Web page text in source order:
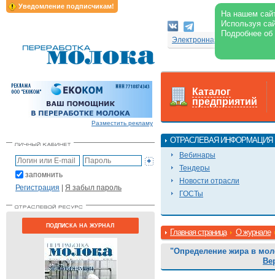
Уведомление подписчикам!
На нашем
Используя
Подробнее
Электронная версия
Разместить рекламу
запомнить
Регистрация | Я забыл пароль
ПОДПИСКА НА ЖУРНАЛ
Каталог
предприятий
ОТРАСЛЕВАЯ ИНФОРМАЦИЯ
Вебинары
Тендеры
Новости отрасли
ГОСТы
Главная страница О журнале
"Определение жира в